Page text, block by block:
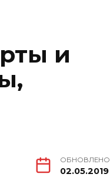
и
ОБНОВЛЕНО
02.05.2019